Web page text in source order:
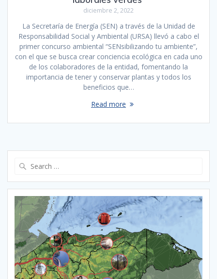
diciembre 2, 2022
La Secretaría de Energía (SEN) a través de la Unidad de
Responsabilidad Social y Ambiental (URSA) llevó a cabo el
primer concurso ambiental “SENsibilizando tu ambiente”,
con el que se busca crear conciencia ecológica en cada uno
de los colaboradores de la entidad, fomentando la
importancia de tener y conservar plantas y todos los
beneficios que…
Read more